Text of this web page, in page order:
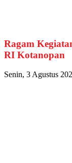
Ragam
RI Kotanopan
Senin, 3 Agustus